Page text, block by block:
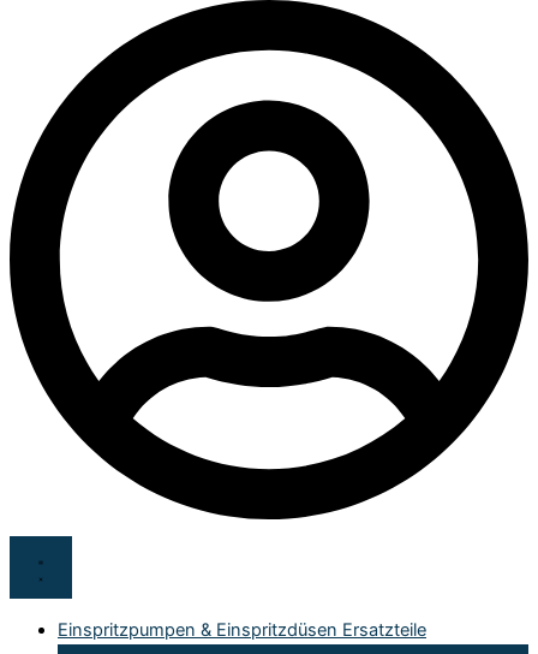
Einspritzpumpen & Einspritzdüsen Ersatzteile